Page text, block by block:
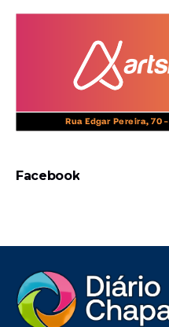
Facebook